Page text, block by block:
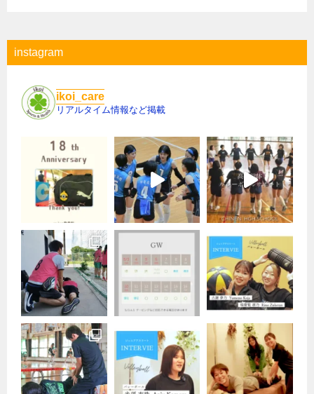
instagram
ikoi_care
リアルタイム情報など掲載